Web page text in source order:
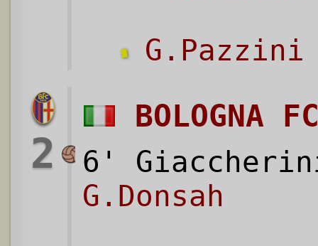
G.Pazzini
2
BOLOGNA
6'
G.Donsah